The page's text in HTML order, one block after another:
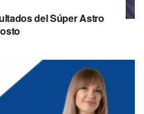
del Súper Astro